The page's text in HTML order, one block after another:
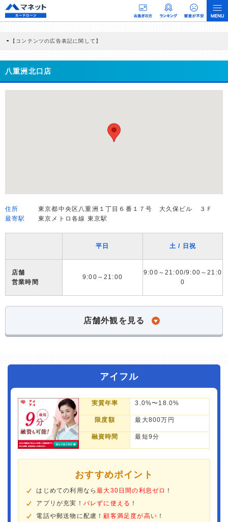
【コンテンツの広告表記に関して】
商品を根拠なくPRするものではなく、当編集部の調査／ユーザーへの口コミ収集な
どに基づき、公平性を担保した情報提供を行っています。
>提携企業一覧
八重洲北口店
住所
東京都中央区八重洲１丁目６番１７号 大久保ビル ３Ｆ
最寄駅
東京メトロ各線 東京駅
平日 土 / 日祝
店舗
営業時間
9:00～21:00
9:00～21:00/9:00～21:0
0
店舗外観を見る
アイフル
実質年率 3.0%〜18.0%
限度額 最大800万円
融資時間 最短9分
おすすめポイント
はじめての利用なら最大30日間の利息ゼロ ！
アプリが充実！ バレずに使える ！
電話や郵送物に配慮！顧客満足度が高い ！